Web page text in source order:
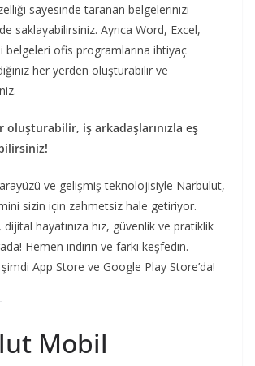
sayesinde taranan belgelerinizi
saklayabilirsiniz. Ayrıca Word, Excel,
belgeleri ofis programlarına ihtiyaç
her yerden oluşturabilir ve
oluşturabilir, iş arkadaşlarınızla eş
arayüzü ve gelişmiş teknolojisiyle Narbulut,
sizin için zahmetsiz hale getiriyor.
hayatınıza hız, güvenlik ve pratiklik
Hemen indirin ve farkı keşfedin.
App Store ve Google Play Store’da!
Mobil